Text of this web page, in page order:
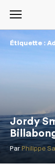
Étiquette :
Jordy
Par Philippe